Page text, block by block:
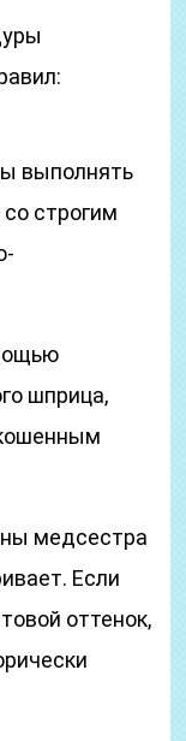
выполнять
строгим
шприца,
медсестра
Если
оттенок,